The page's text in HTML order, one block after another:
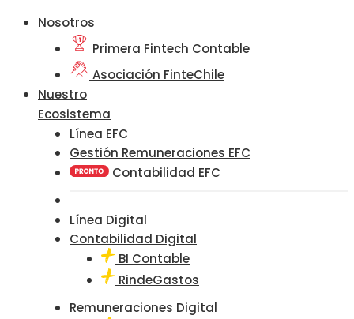
Nosotros
Primera Fintech Contable
Asociación FinteChile
Nuestro
Ecosistema
Línea EFC
Gestión Remuneraciones EFC
Contabilidad EFC
Línea Digital
Contabilidad Digital
BI Contable
RindeGastos
Remuneraciones Digital